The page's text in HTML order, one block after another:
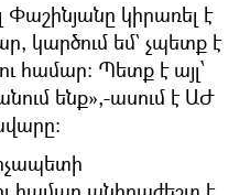
Փաշինյանը կիրառել է
կարծում եմ` չպետք է
համար։ Պետք է այլ՝
ենք»,-ասում է ԱԺ